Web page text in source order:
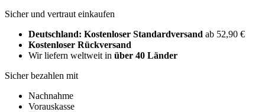
Sicher und vertraut einkaufen
Deutschland: Kostenloser Standardversand ab 52,90 €
Kostenloser Rückversand
Wir liefern weltweit in über 40 Länder
Sicher bezahlen mit
Nachnahme
Vorauskasse